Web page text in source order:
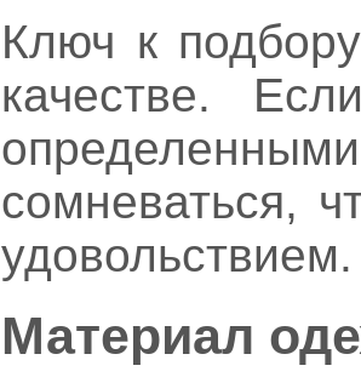
Ключ к
качестве.
сомневаться,
удовольствием.
Материал